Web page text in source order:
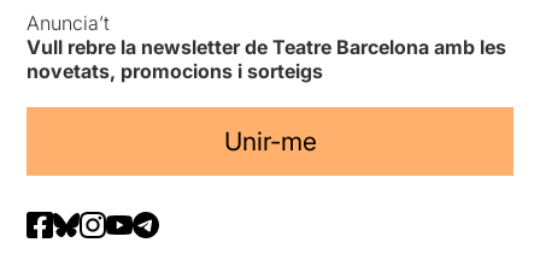
Anuncia’t
Vull rebre la newsletter de Teatre Barcelona amb les
novetats, promocions i sorteigs
Unir-me